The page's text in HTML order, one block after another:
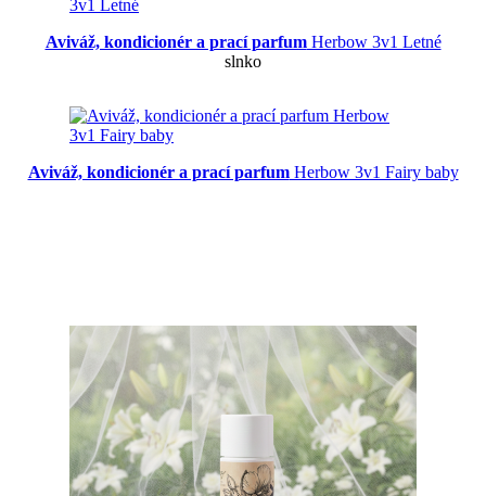
Aviváž, kondicionér a prací parfumHerbow 3v1 Letné
slnko
Aviváž, kondicionér a prací parfumHerbow 3v1 Fairy baby